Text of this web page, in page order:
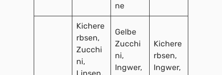
ne
Kichere
rbsen,
Zucchi
ni,
Linsen,
Gelbe
Zucchi
ni,
Ingwer,
Kichere
rbsen,
Ingwer,